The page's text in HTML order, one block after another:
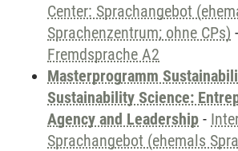
Center: Sprachangebot
Sprachenzentrum; ohne CPs) -
Fremdsprache A2
Masterprogramm
Sustainability Science:
Agency and Leadership -
Sprachangebot (ehemals